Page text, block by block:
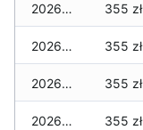
2026-08-02 355 zł
2026-08-01 355 zł
2026-07-31 355 zł
2026-07-29 355 zł